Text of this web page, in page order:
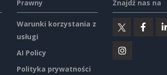
Prawny
Warunki korzystania z
usługi
AI Policy
Polityka prywatności
Znajdź nas na